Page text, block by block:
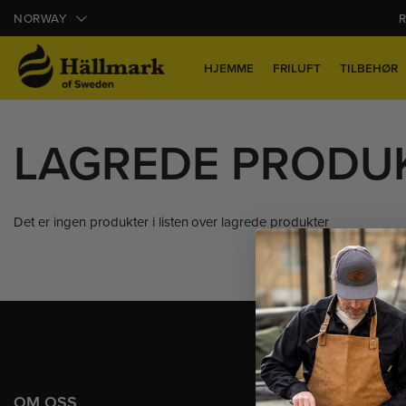
NORWAY
HJEMME FRILUFT TILBEHØR
LAGREDE
Det er ingen produkter i listen over lagrede produkter